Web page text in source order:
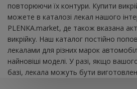
повторюючи їх контури. Купити
можете в каталозі лекал нашого
PLENKA.market, де також вказана
викрійку. Наш каталог постійно
лекалами для різних марок
найновіші моделі. У разі, якщо
базі, лекала можуть бути